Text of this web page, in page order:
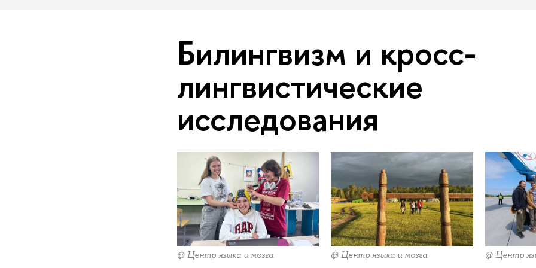
Билингвизм и кросс-
лингвистические
исследования
@ Центр языка и мозга @ Центр языка и мозга @ Центр